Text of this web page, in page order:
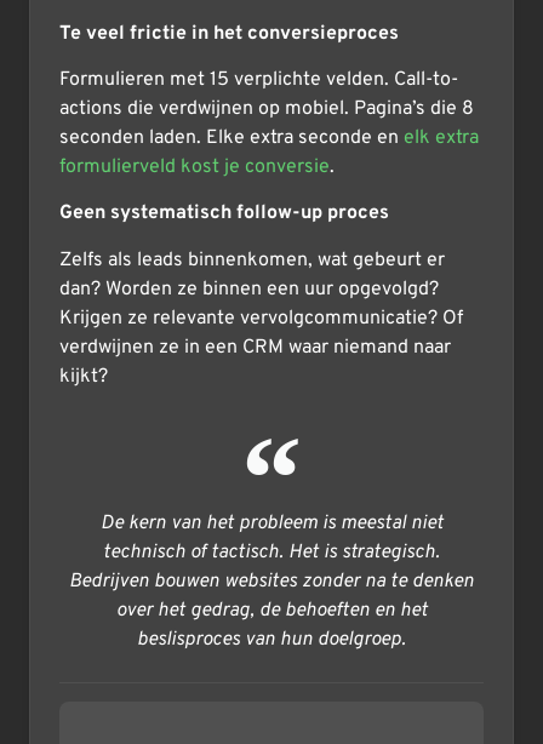
Te veel frictie in het conversieproces
Formulieren met 15 verplichte velden. Call-to-
actions die verdwijnen op mobiel. Pagina’s die 8
seconden laden. Elke extra seconde en elk extra
formulierveld kost je conversie.
Geen systematisch follow-up proces
Zelfs als leads binnenkomen, wat gebeurt er
dan? Worden ze binnen een uur opgevolgd?
Krijgen ze relevante vervolgcommunicatie? Of
verdwijnen ze in een CRM waar niemand naar
kijkt?
De kern van het probleem is meestal niet
technisch of tactisch. Het is strategisch.
Bedrijven bouwen websites zonder na te denken
over het gedrag, de behoeften en het
beslisproces van hun doelgroep.